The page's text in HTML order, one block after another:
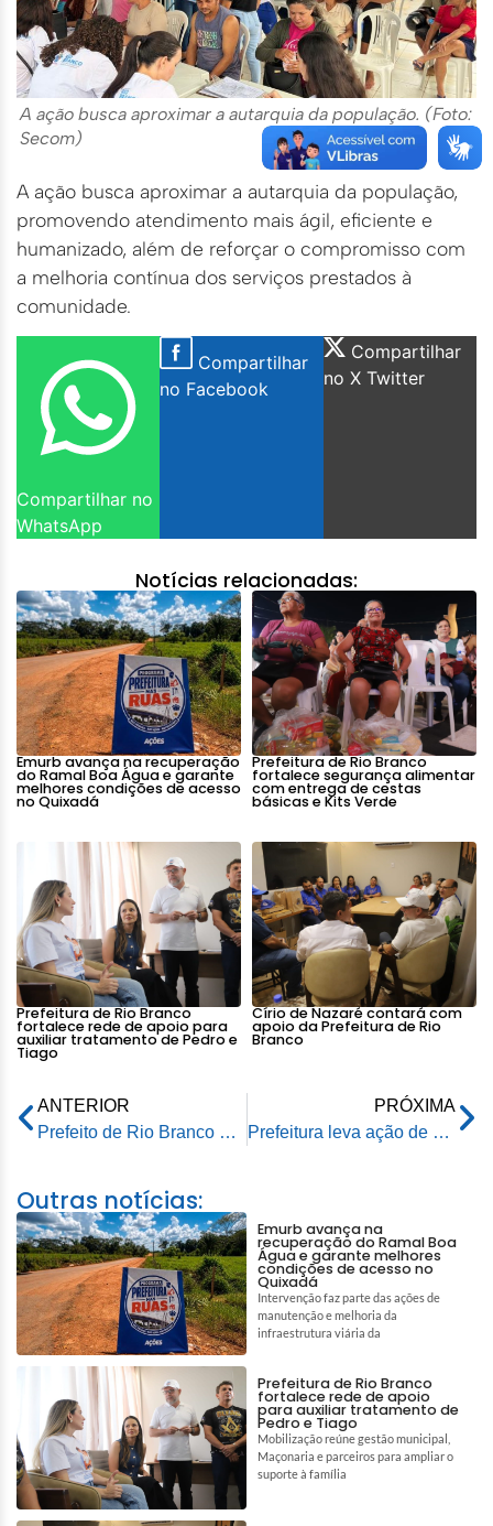
A ação busca aproximar a autarquia da população. (Foto:
Secom)
A ação busca aproximar a autarquia da população,
promovendo atendimento mais ágil, eficiente e
humanizado, além de reforçar o compromisso com
a melhoria contínua dos serviços prestados à
comunidade.
Compartilhar no
WhatsApp
Compartilhar
no Facebook
Compartilhar
no X Twitter
Notícias relacionadas:
Emurb avança na recuperação
do Ramal Boa Água e garante
melhores condições de acesso
no Quixadá
Prefeitura de Rio Branco
fortalece segurança alimentar
com entrega de cestas
básicas e Kits Verde
Prefeitura de Rio Branco
fortalece rede de apoio para
auxiliar tratamento de Pedro e
Tiago
Círio de Nazaré contará com
apoio da Prefeitura de Rio
Branco
ANTERIOR
Prefeito de Rio Branco homenageia mães da Secretaria Municipal de Infraestrutura e Mobilidade Urbana
PRÓXIMA
Prefeitura leva ação de saúde à comunidade do Bahia Velha em programação especial pelo Dia das Mães
Outras notícias:
Emurb avança na
recuperação do Ramal Boa
Água e garante melhores
condições de acesso no
Quixadá
Intervenção faz parte das ações de
manutenção e melhoria da
infraestrutura viária da
Prefeitura de Rio Branco
fortalece rede de apoio
para auxiliar tratamento de
Pedro e Tiago
Mobilização reúne gestão municipal,
Maçonaria e parceiros para ampliar o
suporte à família